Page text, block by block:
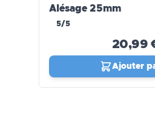
Alésage 25mm
5/5
20,99
Ajouter